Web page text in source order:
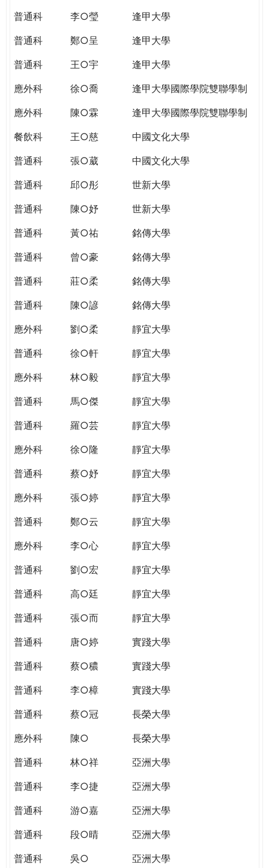
普通科
李○瑩
逢甲大學
普通科
鄭○呈
逢甲大學
普通科
王○宇
逢甲大學
應外科
徐○喬
逢甲大學國際學院雙聯學制
應外科
陳○霖
逢甲大學國際學院雙聯學制
餐飲科
王○慈
中國文化大學
普通科
張○葳
中國文化大學
普通科
邱○彤
世新大學
普通科
陳○妤
世新大學
普通科
黃○祐
銘傳大學
普通科
曾○豪
銘傳大學
普通科
莊○柔
銘傳大學
普通科
陳○諺
銘傳大學
應外科
劉○柔
靜宜大學
普通科
徐○軒
靜宜大學
應外科
林○毅
靜宜大學
普通科
馬○傑
靜宜大學
普通科
羅○芸
靜宜大學
應外科
徐○隆
靜宜大學
普通科
蔡○妤
靜宜大學
應外科
張○婷
靜宜大學
普通科
鄭○云
靜宜大學
應外科
李○心
靜宜大學
普通科
劉○宏
靜宜大學
普通科
高○廷
靜宜大學
普通科
張○而
靜宜大學
普通科
唐○婷
實踐大學
普通科
蔡○穠
實踐大學
普通科
李○樟
實踐大學
普通科
蔡○冠
長榮大學
應外科
陳○
長榮大學
普通科
林○祥
亞洲大學
普通科
李○捷
亞洲大學
普通科
游○嘉
亞洲大學
普通科
段○晴
亞洲大學
普通科
吳○ 亞洲大學